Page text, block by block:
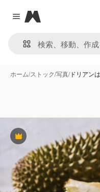
Close menu
Magnific
ホーム/ストック/写真/ドリアン
Premium